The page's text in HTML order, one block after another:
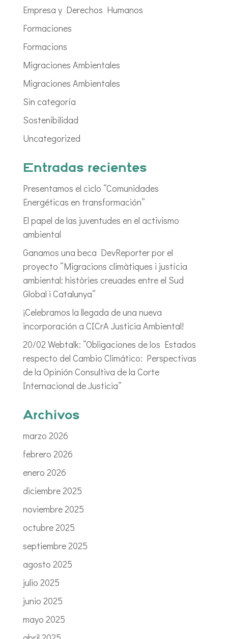
Empresa y Derechos Humanos
Formaciones
Formacions
Migraciones Ambientales
Migraciones Ambientales
Sin categoría
Sostenibilidad
Uncategorized
Entradas recientes
Presentamos el ciclo “Comunidades
Energéticas en transformación”
El papel de las juventudes en el activismo
ambiental
Ganamos una beca DevReporter por el
proyecto “Migracions climàtiques i justícia
ambiental: històries creuades entre el Sud
Global i Catalunya”
¡Celebramos la llegada de una nueva
incorporación a CICrA Justicia Ambiental!
20/02 Webtalk: “Obligaciones de los Estados
respecto del Cambio Climático: Perspectivas
de la Opinión Consultiva de la Corte
Internacional de Justicia”
Archivos
marzo 2026
febrero 2026
enero 2026
diciembre 2025
noviembre 2025
octubre 2025
septiembre 2025
agosto 2025
julio 2025
junio 2025
mayo 2025